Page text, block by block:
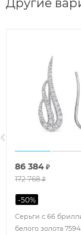
Серьги с 66
белого золота
86 384 ₽
172 768₽
-50%